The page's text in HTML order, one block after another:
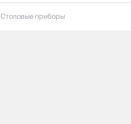
Столовые приборы